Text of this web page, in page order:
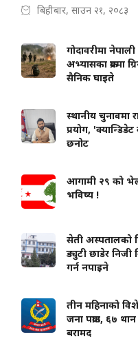
बिहीबार, साउन २१, २०८३
गोदावरीमा
अभ्यासका क्रममा
सैनिक घाइते
स्थानीय चुनावमा
प्रयोग,
छनोट
आगामी २९ को
भविष्य !
सेती अस्पतालको
ड्युटी छाडेर निजी
गर्न नपाइने
तीन महिनाको
जना पक्राउ, ६७
बरामद